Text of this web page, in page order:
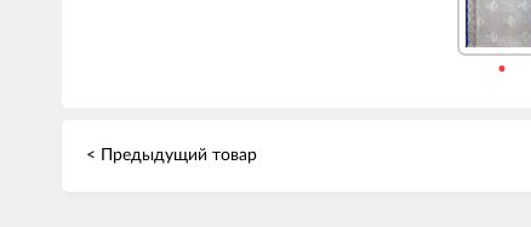
< Предыдущий товар